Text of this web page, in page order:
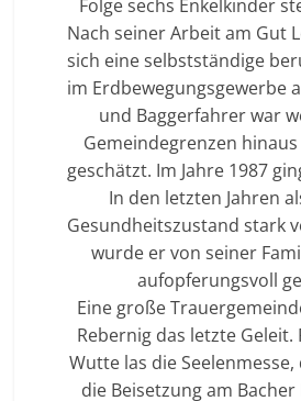
Folge sechs Enkelkinder
Nach seiner Arbeit am Gut
sich eine selbstständige
im Erdbewegungsgewerbe
und Baggerfahrer war
Gemeindegrenzen
geschätzt. Im Jahre 1987
In den letzten Jahren
Gesundheitszustand stark
wurde er von seiner
aufopferungsvoll
Eine große
Rebernig das letzte
Wutte las die
die Beisetzung am